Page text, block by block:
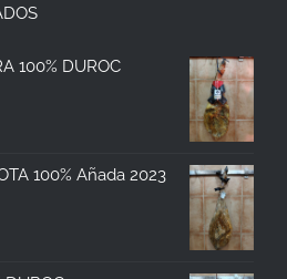
100% DUROC
100% Añada 2023